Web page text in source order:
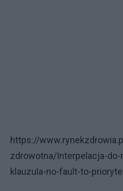
https://
zdrowotna/Interpelacja-
klauzula-no-fault-to-